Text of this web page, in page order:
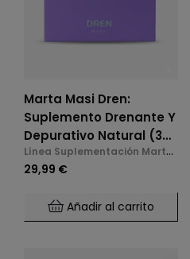
Marta Masi Dren:
Suplemento Drenante Y
Depurativo Natural (30
Sticks)
Línea Suplementación Marta
Masi
29,99 €
Añadir al carrito